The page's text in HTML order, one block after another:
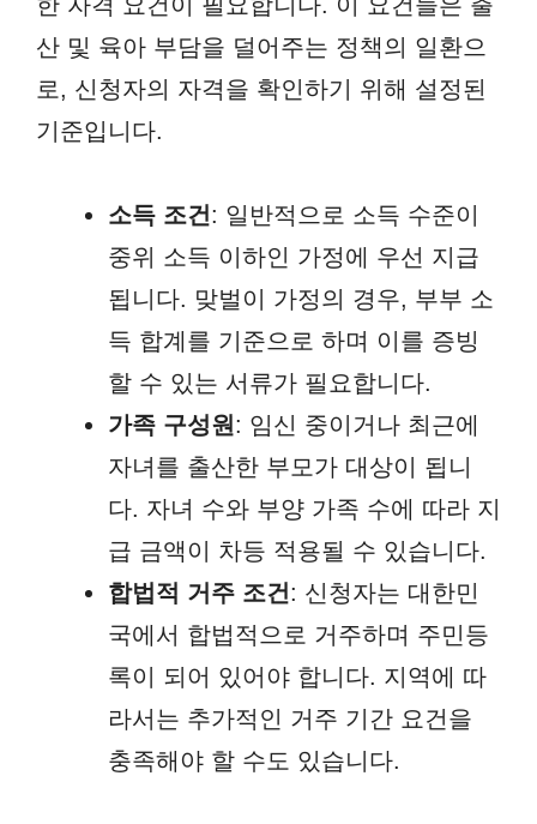
산 및 육아 부담을 덜어주는 정책의 일환으
로, 신청자의 자격을 확인하기 위해 설정된
기준입니다.
소득 조건: 일반적으로 소득 수준이
중위 소득 이하인 가정에 우선 지급
됩니다. 맞벌이 가정의 경우, 부부 소
득 합계를 기준으로 하며 이를 증빙
할 수 있는 서류가 필요합니다.
가족 구성원 : 임신 중이거나 최근에
자녀를 출산한 부모가 대상이 됩니
다. 자녀 수와 부양 가족 수에 따라 지
급 금액이 차등 적용될 수 있습니다.
합법적 거주 조건: 신청자는 대한민
국에서 합법적으로 거주하며 주민등
록이 되어 있어야 합니다. 지역에 따
라서는 추가적인 거주 기간 요건을
충족해야 할 수도 있습니다.